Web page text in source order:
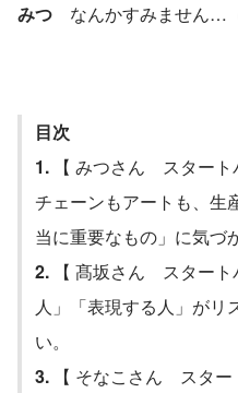
みつ なんかすみません…
目次
1.
【 みつさん　スター
チェーンもアートも、生
当に重要なもの」に気づ
2.
【 髙坂さん　スター
人」「表現する人」がリ
い。
3.
【 そなこさん　スタ